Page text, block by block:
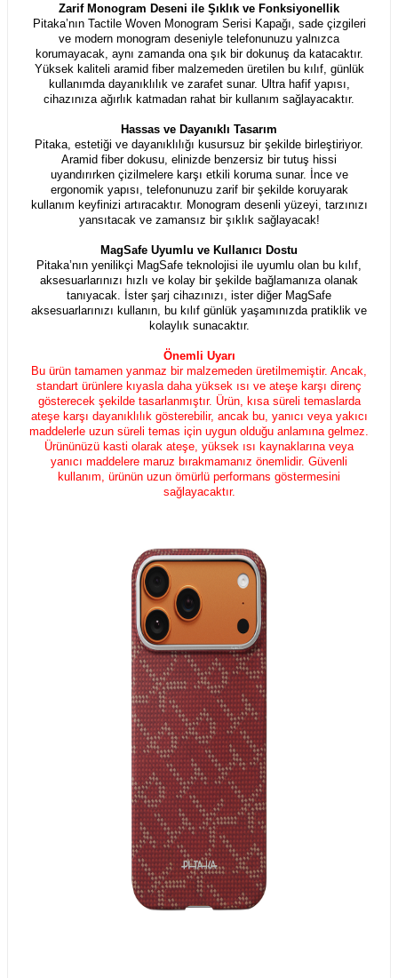
Zarif Monogram Deseni ile Şıklık ve Fonksiyonellik
Pitaka’nın Tactile Woven Monogram Serisi Kapağı, sade çizgileri
ve modern monogram deseniyle telefonunuzu yalnızca
korumayacak, aynı zamanda ona şık bir dokunuş da katacaktır.
Yüksek kaliteli aramid fiber malzemeden üretilen bu kılıf, günlük
kullanımda dayanıklılık ve zarafet sunar. Ultra hafif yapısı,
cihazınıza ağırlık katmadan rahat bir kullanım sağlayacaktır.
Hassas ve Dayanıklı Tasarım
Pitaka, estetiği ve dayanıklılığı kusursuz bir şekilde birleştiriyor.
Aramid fiber dokusu, elinizde benzersiz bir tutuş hissi
uyandırırken çizilmelere karşı etkili koruma sunar. İnce ve
ergonomik yapısı, telefonunuzu zarif bir şekilde koruyarak
kullanım keyfinizi artıracaktır. Monogram desenli yüzeyi, tarzınızı
yansıtacak ve zamansız bir şıklık sağlayacak!
MagSafe Uyumlu ve Kullanıcı Dostu
Pitaka’nın yenilikçi MagSafe teknolojisi ile uyumlu olan bu kılıf,
aksesuarlarınızı hızlı ve kolay bir şekilde bağlamanıza olanak
tanıyacak. İster şarj cihazınızı, ister diğer MagSafe
aksesuarlarınızı kullanın, bu kılıf günlük yaşamınızda pratiklik ve
kolaylık sunacaktır.
Önemli Uyarı
Bu ürün tamamen yanmaz bir malzemeden üretilmemiştir. Ancak,
standart ürünlere kıyasla daha yüksek ısı ve ateşe karşı direnç
gösterecek şekilde tasarlanmıştır. Ürün, kısa süreli temaslarda
ateşe karşı dayanıklılık gösterebilir, ancak bu, yanıcı veya yakıcı
maddelerle uzun süreli temas için uygun olduğu anlamına gelmez.
Ürününüzü kasti olarak ateşe, yüksek ısı kaynaklarına veya
yanıcı maddelere maruz bırakmamanız önemlidir. Güvenli
kullanım, ürünün uzun ömürlü performans göstermesini
sağlayacaktır.